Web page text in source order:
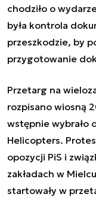
chodziło o
była kontrola
przeszkodzie, by
przygotowanie
Przetarg na
rozpisano wiosną
wstępnie wybrało
Helicopters.
opozycji PiS i
zakładach w
startowały w